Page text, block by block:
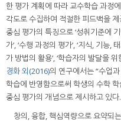
한 평가 계획에 따라 교수학습 과정
각도로 수집하여 적절한 피드백을
중심 평가의 특징으로 ‘성취기준에
가’, ‘수행 과정의 평가’, ‘지식, 기능,
가 방법의 활용’, ‘학습자의 발달을
경화 외(2016)의 연구에서는 “수업
학습에 반영함으로써 학생의 수학
중심 평가의 개념으로 제시하고 있다.
창의, 융합, 핵심역량으로 요약되